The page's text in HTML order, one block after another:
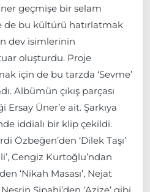
geçmişe bir selam
de bu kültürü hatırlatmak
dev isimlerinin
oluşturdu. Proje
için de bu tarzda ‘Sevme’
Albümün çıkış parçası
Ersay Üner’e ait. Şarkıya
iddialı bir klip çekildi.
Özbeğen’den ‘Dilek Taşı’
Cengiz Kurtoğlu’ndan
‘Nikah Masası’, Nejat